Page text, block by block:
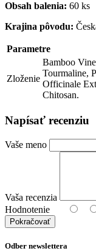
Obsah balenia: 60 ks
Krajina pôvodu:
Parametre
Zloženie
Bamboo
Tourmaline,
Officinale
Chitosan.
Napísať recenziu
Vaše meno
Vaša recenzia
Hodnotenie
Pokračovať
Odber newslettera